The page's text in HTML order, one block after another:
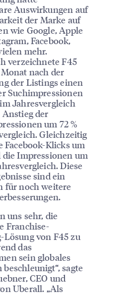
Auswirkungen auf
der Marke auf
wie Google, Apple
Facebook,
mehr.
verzeichnete F45
nach der
der Listings einen
Suchimpressionen
Jahresvergleich
der
um 72 %
Gleichzeitig
Facebook-Klicks um
die Impressionen um
Diese
sind ein
für noch weitere
uns sehr, die
Franchise-
Lösung von F45 zu
das
sein globales
beschleunigt“, sagte
CEO und
Uberall. „Als